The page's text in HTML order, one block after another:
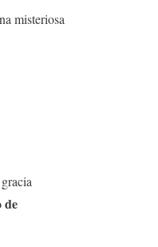
misteriosa
de